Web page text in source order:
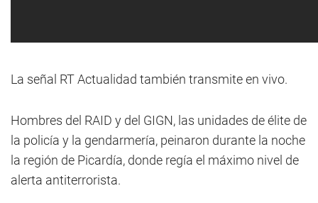
La señal RT Actualidad también transmite en vivo.
Hombres del RAID y del GIGN, las unidades de élite de
la policía y la gendarmería, peinaron durante la noche
la región de Picardía, donde regía el máximo nivel de
alerta antiterrorista.